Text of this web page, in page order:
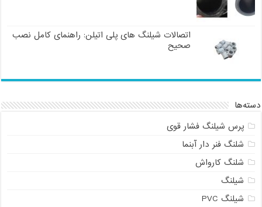
اتصالات شیلنگ های پلی اتیلن: راهنمای کامل نصب
صحیح
دسته‌ها
پرس شیلنگ فشار قوی
شلنگ فنر دار آبنما
شلنگ کارواش
شیلنگ
شیلنگ PVC